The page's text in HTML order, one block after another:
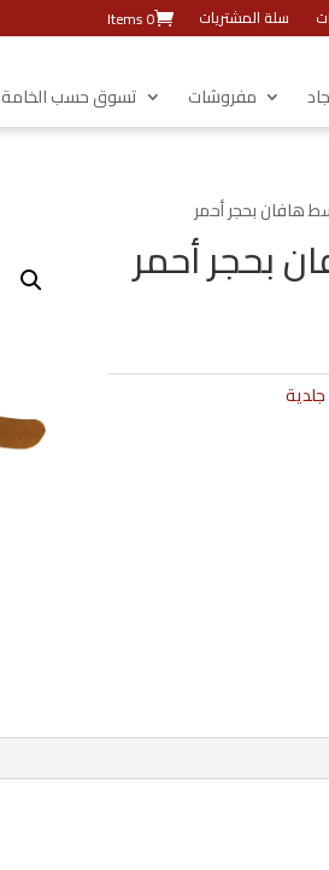
سلة المشتريات 0 Items
مفروشات تسوق حسب الخامة
بحجر أحمر
بحجر أحمر